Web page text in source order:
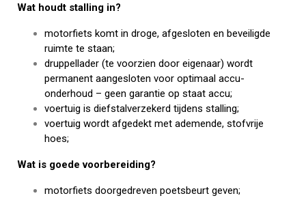
Wat houdt stalling in?
motorfiets komt in droge, afgesloten en beveiligde
ruimte te staan;
druppellader (te voorzien door eigenaar) wordt
permanent aangesloten voor optimaal accu-
onderhoud – geen garantie op staat accu;
voertuig is diefstalverzekerd tijdens stalling;
voertuig wordt afgedekt met ademende, stofvrije
hoes;
Wat is goede voorbereiding?
motorfiets doorgedreven poetsbeurt geven;